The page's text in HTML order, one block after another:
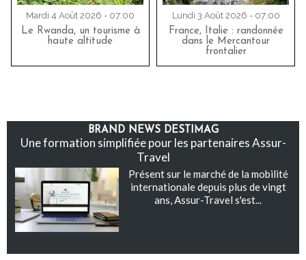
Mardi 4 Août 2026 - 07:00
Le Rwanda, un tourisme à
haute altitude
Lundi 3 Août 2026 - 07:00
France, Italie : randonnée
dans le Mercantour
frontalier
BRAND NEWS DESTIMAG
Une formation simplifiée pour les partenaires Assur-
Travel
Présent sur le marché de la mobilité
internationale depuis plus de vingt
ans, Assur-Travel s'est...